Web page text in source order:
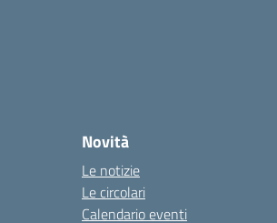
Novità
Le notizie
Le circolari
Calendario eventi